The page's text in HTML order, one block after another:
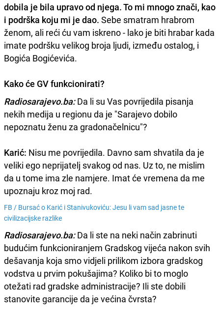
dobila je bila upravo od njega. To mi mnogo znači, kao
i podrška koju mi je dao. Sebe smatram hrabrom
ženom, ali reći ću vam iskreno - lako je biti hrabar kada
imate podršku velikog broja ljudi, između ostalog, i
Bogića Bogićevića.
Kako će GV funkcionirati?
Radiosarajevo.ba:Da li su Vas povrijedila pisanja
nekih medija u regionu da je "Sarajevo dobilo
nepoznatu ženu za gradonačelnicu"?
Karić: Nisu me povrijedila. Davno sam shvatila da je
veliki ego neprijatelj svakog od nas. Uz to, ne mislim
da u tome ima zle namjere. Imat će vremena da me
upoznaju kroz moj rad.
FB / Bursać o Karić i Stanivukoviću: Jesu li vam sad jasne te
civilizacijske razlike
Radiosarajevo.ba: Da li ste na neki način zabrinuti
budućim funkcioniranjem Gradskog vijeća nakon svih
dešavanja koja smo vidjeli prilikom izbora gradskog
vodstva u prvim pokušajima? Koliko bi to moglo
otežati rad gradske administracije? Ili ste dobili
stanovite garancije da je većina čvrsta?